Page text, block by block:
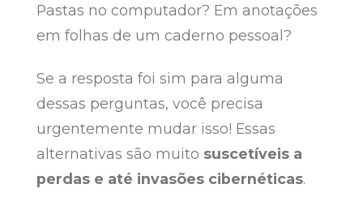
Pastas no computador? Em anotações
em folhas de um caderno pessoal?
Se a resposta foi sim para alguma
dessas perguntas, você precisa
urgentemente mudar isso! Essas
alternativas são muito suscetíveis a
perdas e até invasões cibernéticas.